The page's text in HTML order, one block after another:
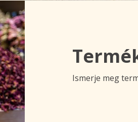
Ismerje meg